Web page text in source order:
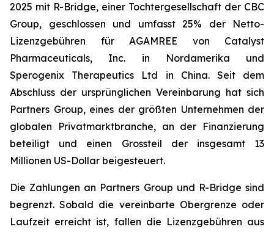
2025 mit R-Bridge, einer Tochtergesellschaft der CBC
Group, geschlossen und umfasst 25% der Netto-
Lizenzgebühren für AGAMREE von Catalyst
Pharmaceuticals, Inc. in Nordamerika und
Sperogenix Therapeutics Ltd in China. Seit dem
Abschluss der ursprünglichen Vereinbarung hat sich
Partners Group, eines der größten Unternehmen der
globalen Privatmarktbranche, an der Finanzierung
beteiligt und einen Grossteil der insgesamt 13
Millionen US-Dollar beigesteuert.
Die Zahlungen an Partners Group und R-Bridge sind
begrenzt. Sobald die vereinbarte Obergrenze oder
Laufzeit erreicht ist, fallen die Lizenzgebühren aus